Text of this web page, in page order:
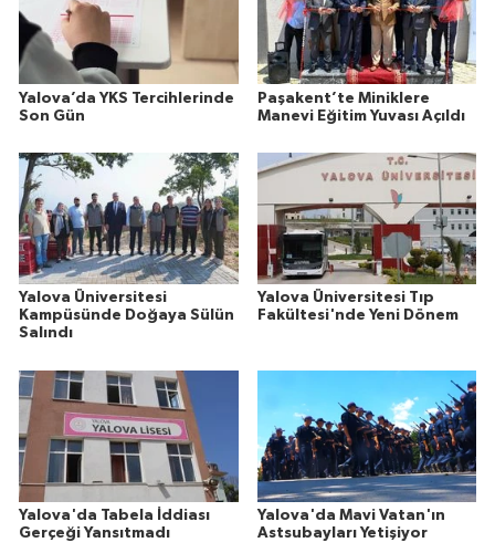
Yalova’da YKS Tercihlerinde
Son Gün
Paşakent’te Miniklere
Manevi Eğitim Yuvası Açıldı
Yalova Üniversitesi
Kampüsünde Doğaya Sülün
Salındı
Yalova Üniversitesi Tıp
Fakültesi'nde Yeni Dönem
Yalova'da Tabela İddiası
Gerçeği Yansıtmadı
Yalova'da Mavi Vatan'ın
Astsubayları Yetişiyor